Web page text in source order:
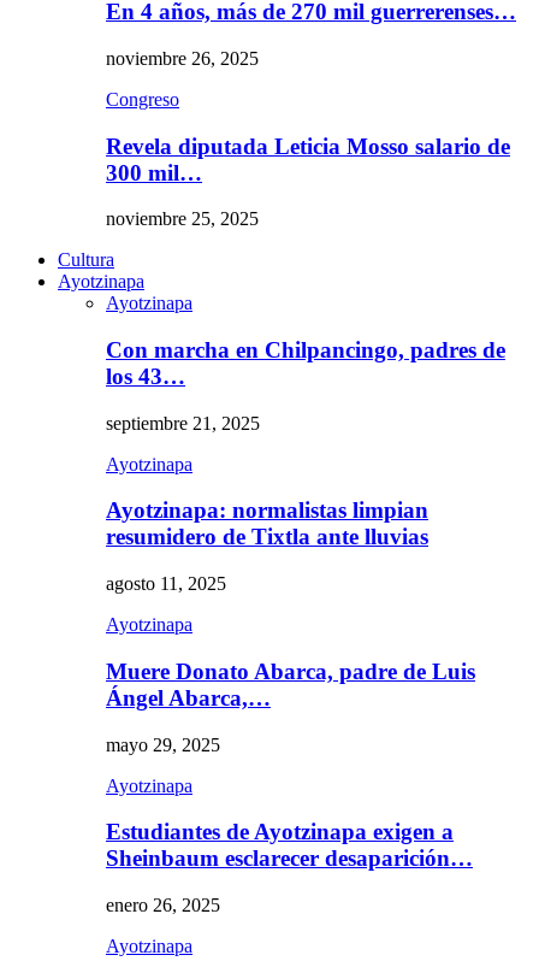
En 4 años, más de 270 mil guerrerenses…
noviembre 26, 2025
Congreso
Revela diputada Leticia Mosso salario de
300 mil…
noviembre 25, 2025
Cultura
Ayotzinapa
Ayotzinapa
Con marcha en Chilpancingo, padres de
los 43…
septiembre 21, 2025
Ayotzinapa
Ayotzinapa: normalistas limpian
resumidero de Tixtla ante lluvias
agosto 11, 2025
Ayotzinapa
Muere Donato Abarca, padre de Luis
Ángel Abarca,…
mayo 29, 2025
Ayotzinapa
Estudiantes de Ayotzinapa exigen a
Sheinbaum esclarecer desaparición…
enero 26, 2025
Ayotzinapa